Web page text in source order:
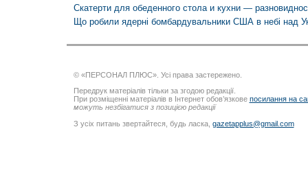
Скатерти для обеденного стола и кухни —
Що робили ядерні бомбардувальники США в небі над
© «ПЕРСОНАЛ ПЛЮС». Усі права застережено.
Передрук матеріалів тільки за згодою редакції.
При розміщенні матеріалів в Інтернет обов’язкове посилання на
можуть незбігатися з позицією редакції
З усіх питань звертайтеся, будь ласка, gazetapplus@gmail.com